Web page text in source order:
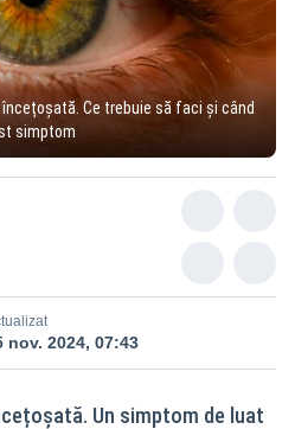
Ce trebuie să faci și când
simptom
nov. 2024, 07:43
Un simptom de luat